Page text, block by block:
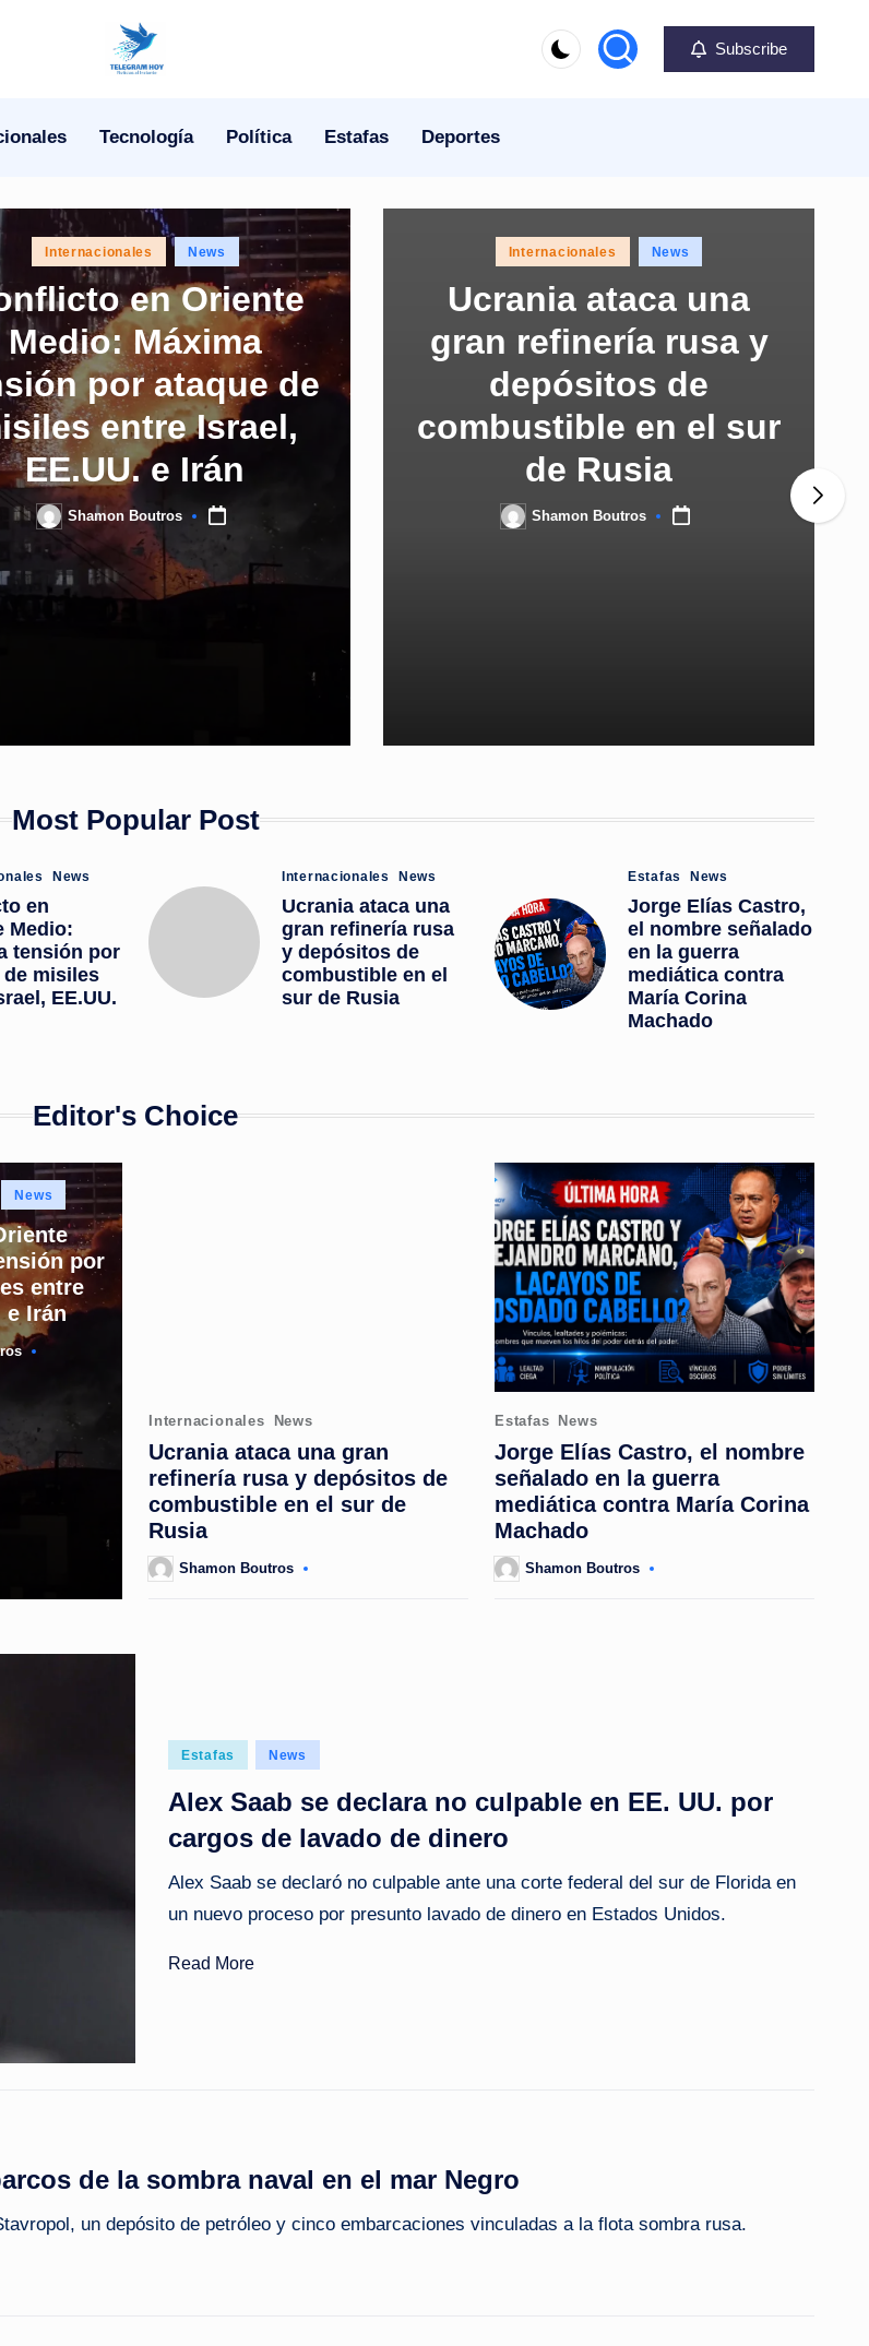
N
i
T
e
l
e
|
N
o
ti
n
n
Subscribe
Tecnología Política Estafas Deportes
Posted
in
Internacionales News
en Oriente
Medio: Máxima
por ataque de
entre Israel,
EE.UU. e Irán
PostedShamon Boutros
Posted
in
Internacionales News
Ucrania ataca una
gran refinería rusa y
depósitos de
combustible en el sur
de Rusia
PostedShamon Boutros
Most Popular Post
News
en
Medio:
tensión por
de misiles
EE.UU.
Posted
in
Internacionales News
Ucrania ataca una
gran refinería rusa
y depósitos de
combustible en el
sur de Rusia
Posted
in
Estafas News
Jorge Elías Castro,
el nombre señalado
en la guerra
mediática contra
María Corina
Machado
Editor's Choice
News
por
entre
e Irán
Posted
in
Internacionales News
Ucrania ataca una gran
refinería rusa y depósitos de
combustible en el sur de
Rusia
PostedShamon Boutros
Posted
in
Estafas News
Jorge Elías Castro, el nombre
señalado en la guerra
mediática contra María Corina
Machado
PostedShamon Boutros
Posted
Estafas News
Alex Saab se declara no culpable en EE. UU. por
cargos de lavado de dinero
Alex Saab se declaró no culpable ante una corte federal del sur de Florida en
un nuevo proceso por presunto lavado de dinero en Estados Unidos.
Read More
de la sombra naval en el mar Negro
un depósito de petróleo y cinco embarcaciones vinculadas a la flota sombra rusa.